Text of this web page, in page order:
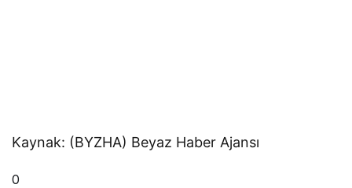
Kaynak: (BYZHA) Beyaz Haber Ajansı
0